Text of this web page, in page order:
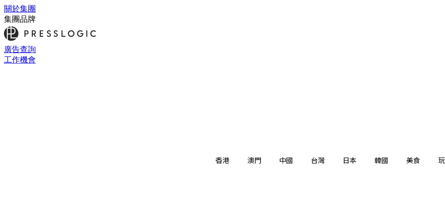
關於集團
集團品牌
廣告查詢
工作機會
香港 澳門 中國 台灣 日本 韓國 美食